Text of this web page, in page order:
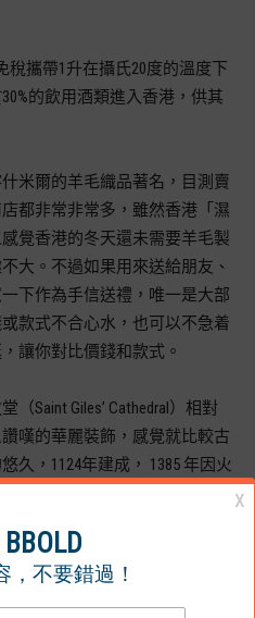
攜帶1升在攝氏20度的溫度下
的飲用酒類進入香港，供其
米爾的羊毛織品著名，目測賣
都非常非常多，雖然香港「濕
覺香港的冬天還未需要羊毛製
大。不過如果用來送給朋友、
下作為手信送禮，唯一是大部
款式不合心水，也可以不急着
讓你對比價錢和款式。
Saint Giles’ Cathedral）相對
嘆的華麗裝飾，感覺就比較古
久，1124年建成， 1385 年因火
裕，舊城區其實還有非常多的
忌體驗館（The Scotch Whisky
家博物館，最後當然還有必去景